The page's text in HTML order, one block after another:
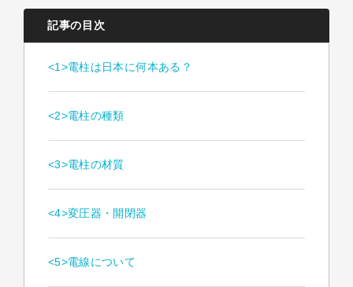
記事の目次
<1>電柱は日本に何本ある？
<2>電柱の種類
<3>電柱の材質
<4>変圧器・開閉器
<5>電線について